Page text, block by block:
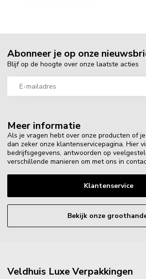
Meer informatie
Als je vragen hebt over onze producten of
dan zeker onze klantenservicepagina. Hier
bedrijfsgegevens, antwoorden op
verschillende manieren om met ons in
Klantenservice
Bekijk onze
Abonneer je op onze
Blijf op de hoogte over onze laatste acties
Veldhuis Luxe Verpakkingen